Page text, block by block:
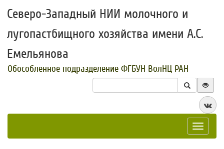
Северо-Западный НИИ молочного и
лугопастбищного хозяйства имени А.С.
Емельянова
Обособленное подразделение ФГБУН ВолНЦ РАН
Toggle